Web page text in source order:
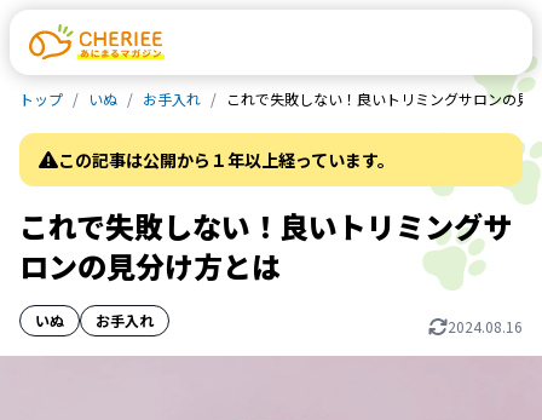
トップ いぬ お手入れ これで失敗しない！良いトリミングサロンの見
この記事は公開から１年以上経っています。
これで失敗しない！良いトリミングサ
ロンの見分け方とは
いぬ お手入れ 2024.08.16